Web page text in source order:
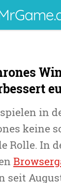
in
keine
Rolle. In
seit